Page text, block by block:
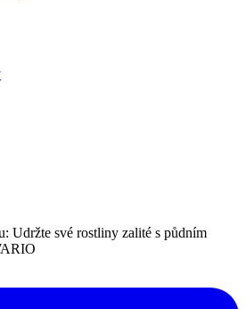
Udržte své rostliny zalité s půdním